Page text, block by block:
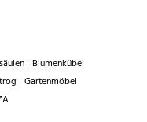
Blumenkübel
Gartenmöbel